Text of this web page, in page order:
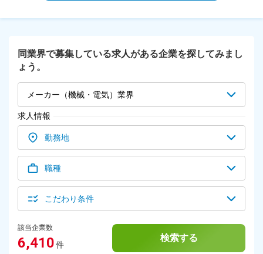
処理、自動化など、生産技術領域におけるノウハウも豊富。ハ
実習などを通じて、未経験の方も着実にスキルアップできる体
制を整えています。その後も階層別研修や専門研修などでキャ
同業界で募集している求人がある企業を探してみまし
ょう。
メーカー（機械・電気）業界
求人情報
勤務地
職種
こだわり条件
該当企業数
6,410件
検索する